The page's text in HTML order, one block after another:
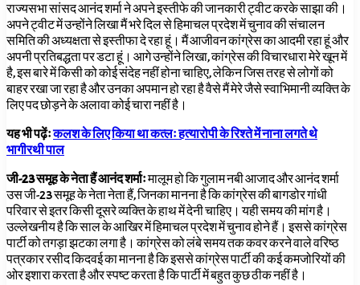
राज्यसभा सांसद आनंद शर्मा ने अपने इस्तीफे की जानकारी ट्वीट करके साझा की।
अपने ट्वीट में उन्होंने लिखा मैं भरे दिल से हिमाचल प्रदेश में चुनाव की संचालन
समिति की अध्यक्षता से इस्तीफा दे रहा हूं। मैं आजीवन कांग्रेस का आदमी रहा हूं और
अपनी प्रतिबद्धता पर डटा हूं। आगे उन्होंने लिखा, कांग्रेस की विचारधारा मेरे खून में
है, इस बारे में किसी को कोई संदेह नहीं होना चाहिए, लेकिन जिस तरह से लोगों को
बाहर रखा जा रहा है और उनका अपमान हो रहा है वैसे मैं मेरे जैसे स्वाभिमानी व्यक्ति के
लिए पद छोड़ने के अलावा कोई चारा नहीं है।
यह भी पढ़ेंःकलश के लिए किया था कत्लः हत्यारोपी के रिश्ते में नाना लगते थे
भागीरथी पाल
जी-23 समूह के नेता हैं आनंद शर्माःमालूम हो कि गुलाम नबी आजाद और आनंद शर्मा
उस जी-23 समूह के नेता नेता हैं, जिनका मानना है कि कांग्रेस की बागडोर गांधी
परिवार से इतर किसी दूसरे व्यक्ति के हाथ में देनी चाहिए। यही समय की मांग है।
उल्लेखनीय है कि साल के आखिर में हिमाचल प्रदेश में चुनाव होने हैं। इससे कांग्रेस
पार्टी को तगड़ा झटका लगा है। कांग्रेस को लंबे समय तक कवर करने वाले वरिष्ठ
पत्रकार रसीद किदवई का मानना है कि इससे कांग्रेस पार्टी की कई कमजोरियों की
ओर इशारा करता है और स्पष्ट करता है कि पार्टी में बहुत कुछ ठीक नहीं है।